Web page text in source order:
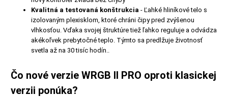
Kvalitná a testovaná konštrukcia - Ľahké hliníkové telo s
izolovaným plexisklom, ktoré chráni čipy pred zvýšenou
vlhkosťou. Vďaka svojej štruktúre tiež ľahko reguluje a odvádza
akékoľvek prebytočné teplo. Týmto sa predlžuje životnosť
svetla až na 30 tisíc hodín..
Čo nové verzie WRGB II PRO oproti klasickej
verzii ponúka?